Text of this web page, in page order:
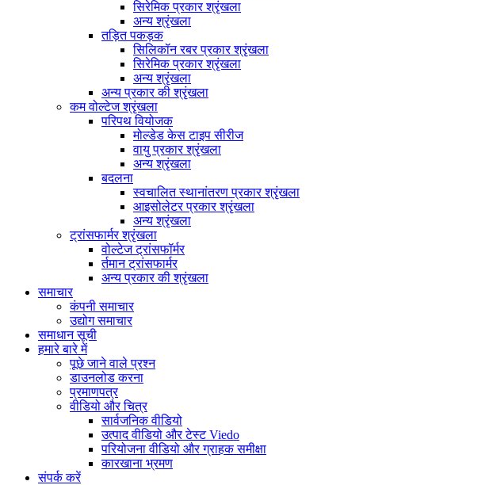
सिरेमिक प्रकार श्रृंखला
अन्य श्रृंखला
तड़ित पकड़क
सिलिकॉन रबर प्रकार श्रृंखला
सिरेमिक प्रकार श्रृंखला
अन्य श्रृंखला
अन्य प्रकार की श्रृंखला
कम वोल्टेज श्रृंखला
परिपथ वियोजक
मोल्डेड केस टाइप सीरीज
वायु प्रकार श्रृंखला
अन्य श्रृंखला
बदलना
स्वचालित स्थानांतरण प्रकार श्रृंखला
आइसोलेटर प्रकार श्रृंखला
अन्य श्रृंखला
ट्रांसफार्मर श्रृंखला
वोल्टेज ट्रांसफॉर्मर
र्तमान ट्रांसफार्मर
अन्य प्रकार की श्रृंखला
समाचार
कंपनी समाचार
उद्योग समाचार
समाधान सूची
हमारे बारे में
पूछे जाने वाले प्रश्न
डाउनलोड करना
प्रमाणपत्र
वीडियो और चित्र
सार्वजनिक वीडियो
उत्पाद वीडियो और टेस्ट Viedo
परियोजना वीडियो और ग्राहक समीक्षा
कारखाना भ्रमण
संपर्क करें